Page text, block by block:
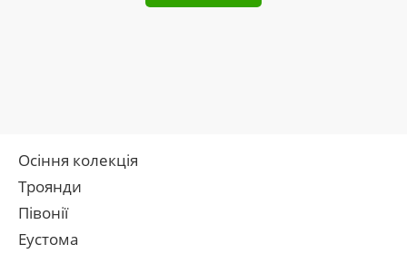
Осіння колекція
Троянди
Півонії
Еустома